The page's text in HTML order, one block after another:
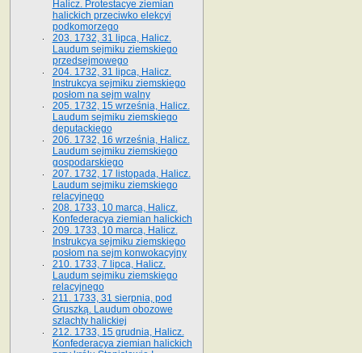
Halicz. Protestacye ziemian
halickich przeciwko elekcyi
podkomorzego
203. 1732, 31 lipca, Halicz.
Laudum sejmiku ziemskiego
przedsejmowego
204. 1732, 31 lipca, Halicz.
Instrukcya sejmiku ziemskiego
posłom na sejm walny
205. 1732, 15 września, Halicz.
Laudum sejmiku ziemskiego
deputackiego
206. 1732, 16 września, Halicz.
Laudum sejmiku ziemskiego
gospodarskiego
207. 1732, 17 listopada, Halicz.
Laudum sejmiku ziemskiego
relacyjnego
208. 1733, 10 marca, Halicz.
Konfederacya ziemian halickich­
209. 1733, 10 marca, Halicz.
Instrukcya sejmiku ziemskiego
posłom na sejm konwokacyjny
210. 1733, 7 lipca, Halicz.
Laudum sejmiku ziemskiego
relacyjnego
211. 1733, 31 sierpnia, pod
Gruszką. Laudum obozowe
szlachty halickiej
212. 1733, 15 grudnia, Halicz.
Konfederacya ziemian halickich